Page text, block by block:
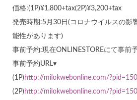
価格:(1P)¥1,800+tax(2P)¥3,200+tax
発売時期:5月30日(コロナウイルスの影
能性があります)
事前予約:現在ONLINESTOREにて事前
事前予約URL▾
(1P) http://milokwebonline.com/
(2P) http://milokwebonline.com/